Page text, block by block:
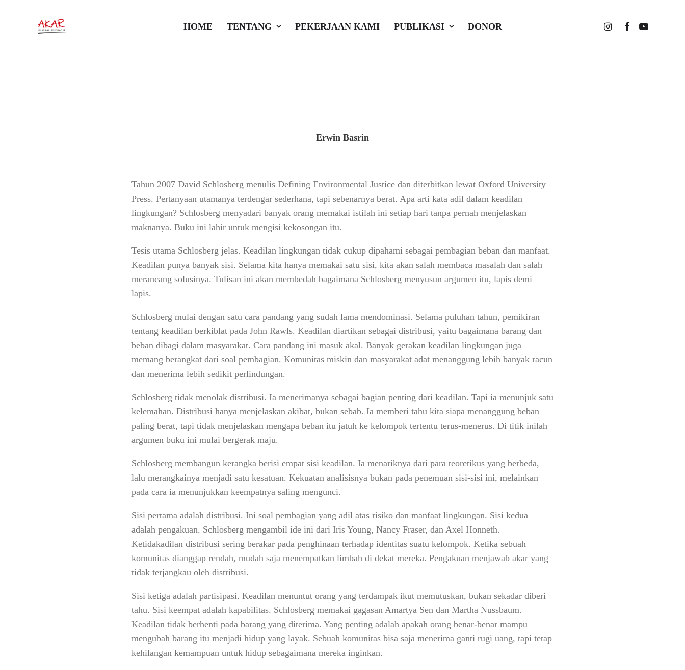
HOME TENTANG PEKERJAAN KAMI PUBLIKASI DONOR
Memperluas Makna Keadilan Lingkungan
Erwin Basrin
Tahun 2007 David Schlosberg menulis Defining Environmental Justice dan diterbitkan lewat Oxford University
Press. Pertanyaan utamanya terdengar sederhana, tapi sebenarnya berat. Apa arti kata adil dalam keadilan
lingkungan? Schlosberg menyadari banyak orang memakai istilah ini setiap hari tanpa pernah menjelaskan
maknanya. Buku ini lahir untuk mengisi kekosongan itu.
Tesis utama Schlosberg jelas. Keadilan lingkungan tidak cukup dipahami sebagai pembagian beban dan manfaat.
Keadilan punya banyak sisi. Selama kita hanya memakai satu sisi, kita akan salah membaca masalah dan salah
merancang solusinya. Tulisan ini akan membedah bagaimana Schlosberg menyusun argumen itu, lapis demi
lapis.
Schlosberg mulai dengan satu cara pandang yang sudah lama mendominasi. Selama puluhan tahun, pemikiran
tentang keadilan berkiblat pada John Rawls. Keadilan diartikan sebagai distribusi, yaitu bagaimana barang dan
beban dibagi dalam masyarakat. Cara pandang ini masuk akal. Banyak gerakan keadilan lingkungan juga
memang berangkat dari soal pembagian. Komunitas miskin dan masyarakat adat menanggung lebih banyak racun
dan menerima lebih sedikit perlindungan.
Schlosberg tidak menolak distribusi. Ia menerimanya sebagai bagian penting dari keadilan. Tapi ia menunjuk satu
kelemahan. Distribusi hanya menjelaskan akibat, bukan sebab. Ia memberi tahu kita siapa menanggung beban
paling berat, tapi tidak menjelaskan mengapa beban itu jatuh ke kelompok tertentu terus-menerus. Di titik inilah
argumen buku ini mulai bergerak maju.
Schlosberg membangun kerangka berisi empat sisi keadilan. Ia menariknya dari para teoretikus yang berbeda,
lalu merangkainya menjadi satu kesatuan. Kekuatan analisisnya bukan pada penemuan sisi-sisi ini, melainkan
pada cara ia menunjukkan keempatnya saling mengunci.
Sisi pertama adalah distribusi. Ini soal pembagian yang adil atas risiko dan manfaat lingkungan. Sisi kedua
adalah pengakuan. Schlosberg mengambil ide ini dari Iris Young, Nancy Fraser, dan Axel Honneth.
Ketidakadilan distribusi sering berakar pada penghinaan terhadap identitas suatu kelompok. Ketika sebuah
komunitas dianggap rendah, mudah saja menempatkan limbah di dekat mereka. Pengakuan menjawab akar yang
tidak terjangkau oleh distribusi.
Sisi ketiga adalah partisipasi. Keadilan menuntut orang yang terdampak ikut memutuskan, bukan sekadar diberi
tahu. Sisi keempat adalah kapabilitas. Schlosberg memakai gagasan Amartya Sen dan Martha Nussbaum.
Keadilan tidak berhenti pada barang yang diterima. Yang penting adalah apakah orang benar-benar mampu
mengubah barang itu menjadi hidup yang layak. Sebuah komunitas bisa saja menerima ganti rugi uang, tapi tetap
kehilangan kemampuan untuk hidup sebagaimana mereka inginkan.